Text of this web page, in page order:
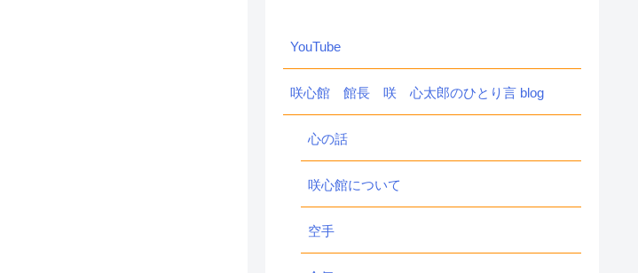
YouTube
咲心館 館長 咲 心太郎のひとり言 blog
心の話
咲心館について
空手